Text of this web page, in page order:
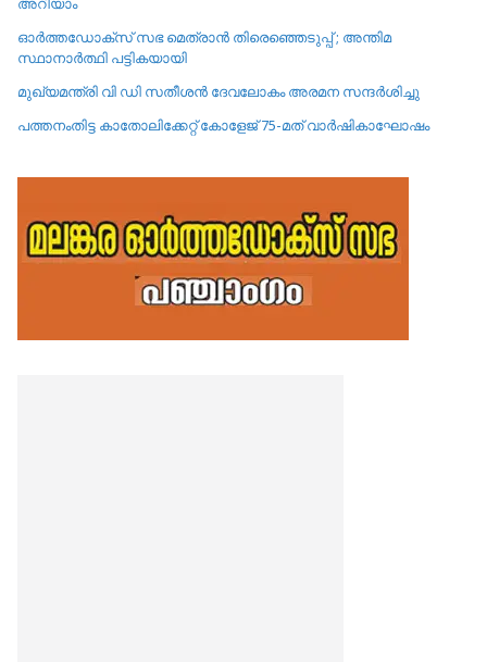
ഓർത്തഡോക്സ് സഭ മെത്രാൻ തിരെഞ്ഞെടുപ്പ് ; അന്തിമ
സ്ഥാനാർത്ഥി പട്ടികയായി
മുഖ്യമന്ത്രി വി ഡി സതീശൻ ദേവലോകം അരമന സന്ദർശിച്ചു
പത്തനംതിട്ട കാതോലിക്കേറ്റ്‌ കോളേജ്‌ 75-മത് വാർഷികാഘോഷം